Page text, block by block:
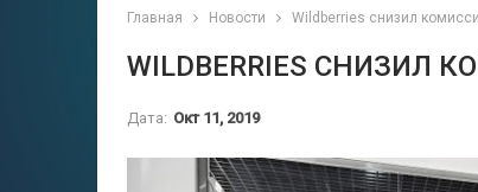
Главная Новости Wildberries снизил
WILDBERRIES СНИЗИЛ
Дата: Окт 11, 2019